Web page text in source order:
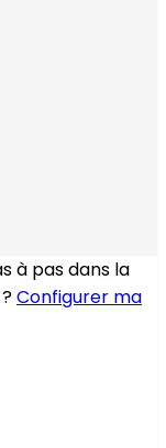
à pas dans la
Configurer ma